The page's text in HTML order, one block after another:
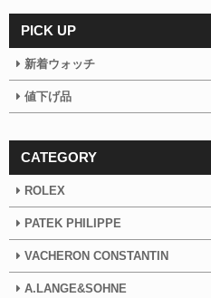
PICK UP
新着ウォッチ
値下げ品
CATEGORY
ROLEX
PATEK PHILIPPE
VACHERON CONSTANTIN
A.LANGE&SOHNE